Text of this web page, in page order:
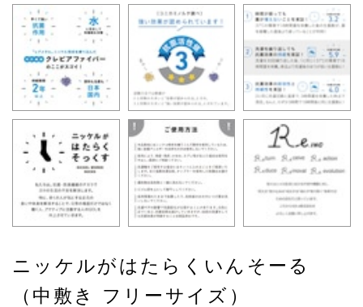
ニッケルがはたらくいんそーる
（中敷き フリーサイズ）